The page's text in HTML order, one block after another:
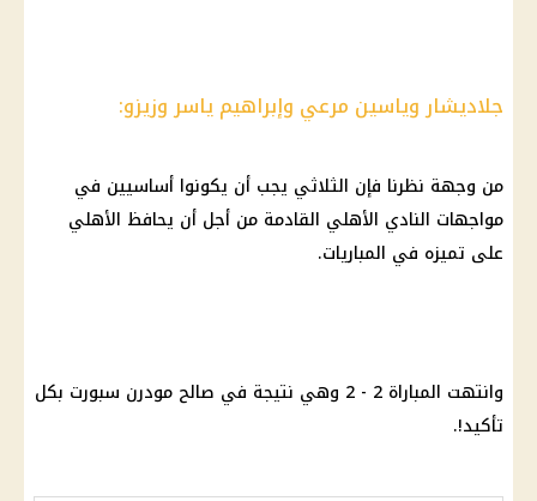
جلاديشار وياسين مرعي وإبراهيم ياسر وزيزو:
من وجهة نظرنا فإن الثلاثي يجب أن يكونوا أساسيين في
مواجهات النادي الأهلي القادمة من أجل أن يحافظ الأهلي
على تميزه في المباريات.
وانتهت المباراة 2 - 2 وهي نتيجة في صالح مودرن سبورت بكل
تأكيد!.